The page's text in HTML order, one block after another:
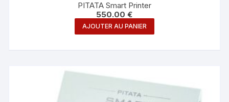
PITATA Smart Printer
550.00€
AJOUTER AU PANIER